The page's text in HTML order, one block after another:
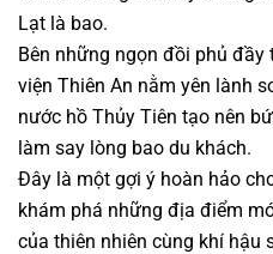
Lạt là bao.
Bên những ngọn đồi phủ
viện Thiên An nằm yên lành
nước hồ Thủy Tiên tạo nên
làm say lòng bao du khách.
Đây là một gợi ý hoàn hảo
khám phá những địa điểm
của thiên nhiên cùng khí hậu